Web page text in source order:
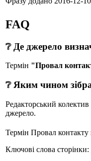
FAQ
❔ Де джерело
Термін "Провал
❔ Яким чином
Редакторський
джерело.
Термін Провал контакту
Ключові слова сторінки: